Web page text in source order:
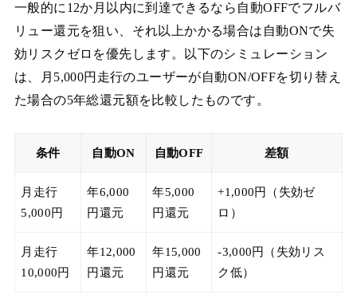
一般的に12か月以内に到達できるなら自動OFFでフルバ
リュー還元を狙い、それ以上かかる場合は自動ONで失
効リスクゼロを優先します。以下のシミュレーション
は、月5,000円走行のユーザーが自動ON/OFFを切り替え
た場合の5年総還元額を比較したものです。
条件 自動ON 自動OFF 差額
月走行
5,000円
年6,000
円還元
年5,000
円還元
+1,000円（失効ゼ
ロ）
月走行
10,000円
年12,000
円還元
年15,000
円還元
-3,000円（失効リス
ク低）